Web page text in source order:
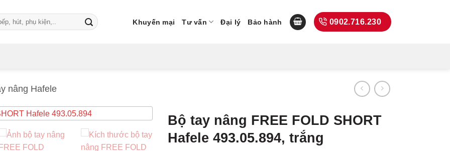
Khuyến mại Tư vấn Đại lý Bảo hành 0902.716.230
nâng Hafele
Bộ tay nâng FREE FOLD SHORT
Hafele 493.05.894, trắng